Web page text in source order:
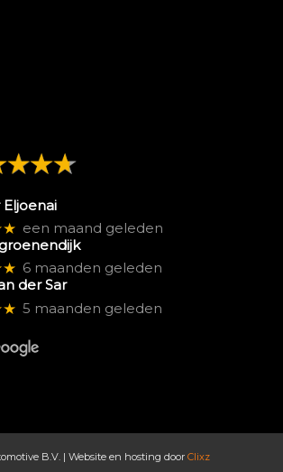
een maand geleden
6 maanden geleden
der Sar
5 maanden geleden
B.V. | Website en hosting door Clixz